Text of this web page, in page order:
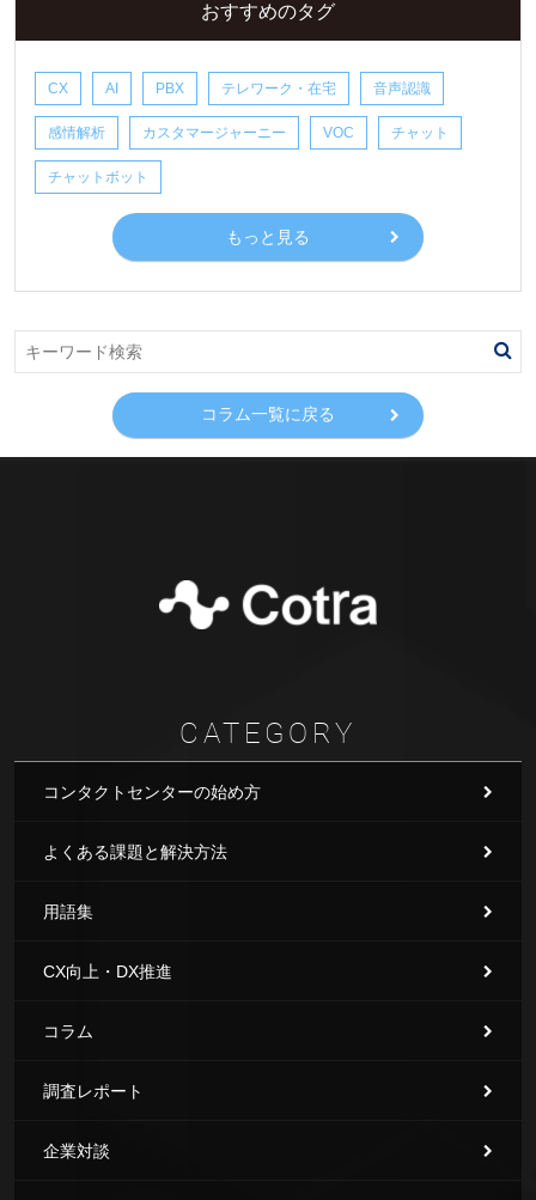
おすすめのタグ
CX AI PBX テレワーク・在宅 音声認識
感情解析 カスタマージャーニー VOC チャット
チャットボット
もっと見る
コラム一覧に戻る
CATEGORY
コンタクトセンターの始め方
よくある課題と解決方法
用語集
CX向上・DX推進
コラム
調査レポート
企業対談